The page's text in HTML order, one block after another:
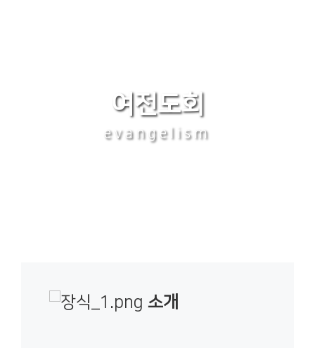
여전도회
evangelism
소개